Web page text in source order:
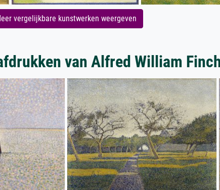
vergelijkbare kunstwerken weergeven
van Alfred William